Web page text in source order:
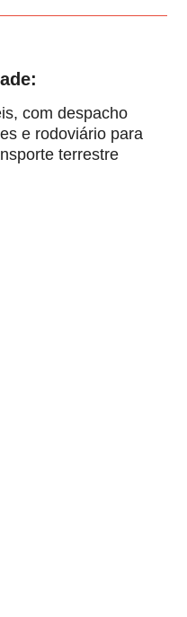
com despacho
e rodoviário para
terrestre